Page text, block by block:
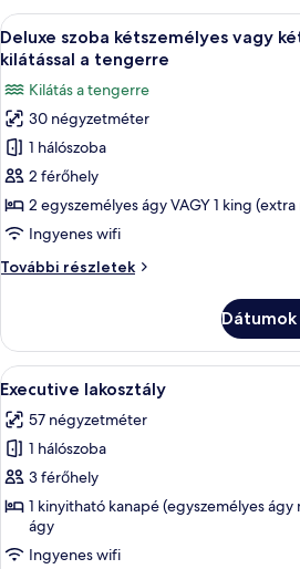
tengerre
külön
ággyal,
kilátással
tengerre
további
részletei
A
következő
összes
képének
megtekintése:
Deluxe
szoba
kétszemélyes
két
kilátással
a
tengerre
Egy
6
Deluxe szoba kétszemélyes vagy
kilátással a tengerre
Kilátás a tengerre
30 négyzetméter
1 hálószoba
2 férőhely
2 egyszemélyes ágy VAGY 1 king
Ingyenes wifi
További részletek
Deluxe
két
külön
ággyal,
a
tengerre
részletei
A
következő
szoba
összes
képének
megtekintése:
Executive
lakosztály
Egy
6
Executive lakosztály
57 négyzetméter
1 hálószoba
3 férőhely
1 kinyitható kanapé (egyszemélyes
ágy
Ingyenes wifi